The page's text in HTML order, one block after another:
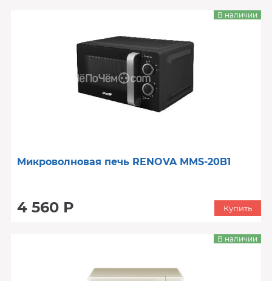
Микроволновая печь RENOVA MMS-20B1
4 560 Р
В наличии
Купить
В наличии